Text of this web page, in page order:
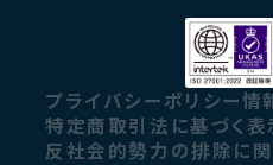
プライバシーポリシー情
特定商取引法に基づく表
反社会的勢力の排除に